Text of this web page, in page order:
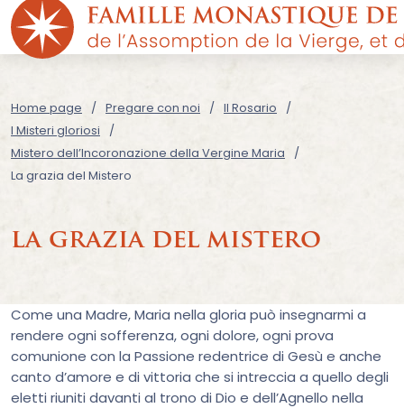
Home page Pregare con noi
Il Rosario
I Misteri gloriosi
Mistero dell’Incoronazione della Vergine Maria
La grazia del Mistero
la grazia del mistero
Come una Madre, Maria nella gloria può insegnarmi a
rendere ogni sofferenza, ogni dolore, ogni prova
comunione con la Passione redentrice di Gesù e anche
canto d’amore e di vittoria che si intreccia a quello degli
eletti riuniti davanti al trono di Dio e dell’Agnello nella